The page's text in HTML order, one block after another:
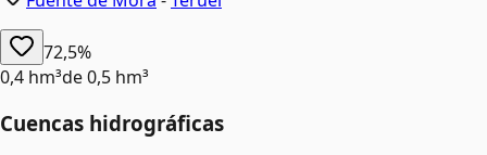
72,5%
0,4 hm³de0,5 hm³
Cuencas hidrográficas